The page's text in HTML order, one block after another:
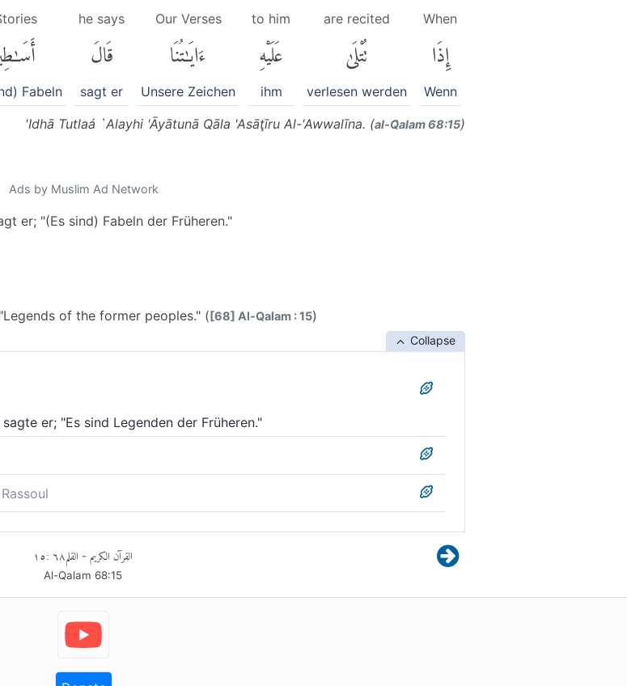
When
إِذَا
Wenn
are recited
تُتْلَىٰ
verlesen werden
to him
عَلَيْهِ
ihm
Our Verses
ءَايَٰتُنَا
Unsere Zeichen
he says
قَالَ
sagt er
Fabeln
'Idhā Tutlaá `Alayhi 'Āyātunā Qāla 'Asāţīru Al-'Awwalīna. (al-Q̈alam 68:15)
Ads by Muslim Ad Network
er; "(Es sind) Fabeln der Früheren."
of the former peoples." ([68] Al-Qalam : 15)
Collapse
er; "Es sind Legenden der Früheren."
er; «Die Fabeln der Früheren.»
القرآن الكريم - القلم٦٨:١٥
Al-Qalam 68:15